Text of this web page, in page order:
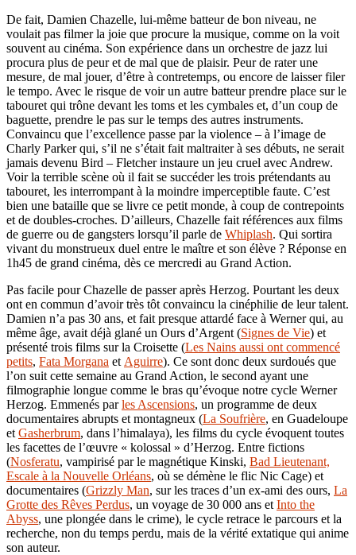
De fait, Damien Chazelle, lui-même batteur de bon niveau, ne
voulait pas filmer la joie que procure la musique, comme on la voit
souvent au cinéma. Son expérience dans un orchestre de jazz lui
procura plus de peur et de mal que de plaisir. Peur de rater une
mesure, de mal jouer, d’être à contretemps, ou encore de laisser filer
le tempo. Avec le risque de voir un autre batteur prendre place sur le
tabouret qui trône devant les toms et les cymbales et, d’un coup de
baguette, prendre le pas sur le temps des autres instruments.
Convaincu que l’excellence passe par la violence – à l’image de
Charly Parker qui, s’il ne s’était fait maltraiter à ses débuts, ne serait
jamais devenu Bird – Fletcher instaure un jeu cruel avec Andrew.
Voir la terrible scène où il fait se succéder les trois prétendants au
tabouret, les interrompant à la moindre imperceptible faute. C’est
bien une bataille que se livre ce petit monde, à coup de contrepoints
et de doubles-croches. D’ailleurs, Chazelle fait références aux films
de guerre ou de gangsters lorsqu’il parle de Whiplash. Qui sortira
vivant du monstrueux duel entre le maître et son élève ? Réponse en
1h45 de grand cinéma, dès ce mercredi au Grand Action.
Pas facile pour Chazelle de passer après Herzog. Pourtant les deux
ont en commun d’avoir très tôt convaincu la cinéphilie de leur talent.
Damien n’a pas 30 ans, et fait presque attardé face à Werner qui, au
même âge, avait déjà glané un Ours d’Argent (Signes de Vie) et
présenté trois films sur la Croisette (Les Nains aussi ont commencé
petits, Fata Morgana et Aguirre). Ce sont donc deux surdoués que
l’on suit cette semaine au Grand Action, le second ayant une
filmographie longue comme le bras qu’évoque notre cycle Werner
Herzog. Emmenés parles Ascensions, un programme de deux
documentaires abrupts et montagneux (La Soufrière, en Guadeloupe
et Gasherbrum, dans l’himalaya), les films du cycle évoquent toutes
les facettes de l’œuvre « kolossal » d’Herzog. Entre fictions
(Nosferatu, vampirisé par le magnétique Kinski, Bad Lieutenant,
Escale à la Nouvelle Orléans, où se démène le flic Nic Cage) et
documentaires (Grizzly Man, sur les traces d’un ex-ami des ours, La
Grotte des Rêves Perdus, un voyage de 30 000 ans et Into the
Abyss, une plongée dans le crime), le cycle retrace le parcours et la
recherche, non du temps perdu, mais de la vérité extatique qui anime
son auteur.